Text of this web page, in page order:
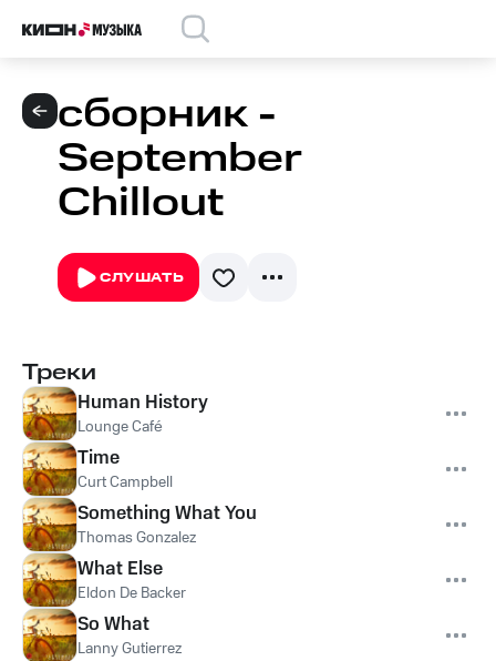
сборник -
September
Chillout
СЛУШАТЬ
Треки
Human History
Lounge Café
Time
Curt Campbell
Something What You
Thomas Gonzalez
What Else
Eldon De Backer
So What
Lanny Gutierrez